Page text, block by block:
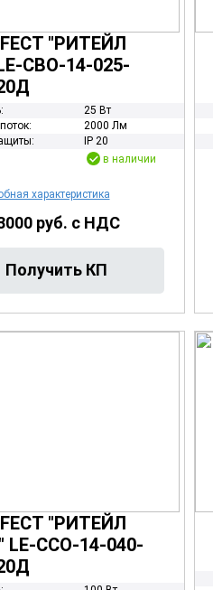
"РИТЕЙЛ
СВО-14-025-
25 Вт
2000 Лм
IP 20
в наличии
характеристика
руб. с НДС
"РИТЕЙЛ
ССО-14-040-